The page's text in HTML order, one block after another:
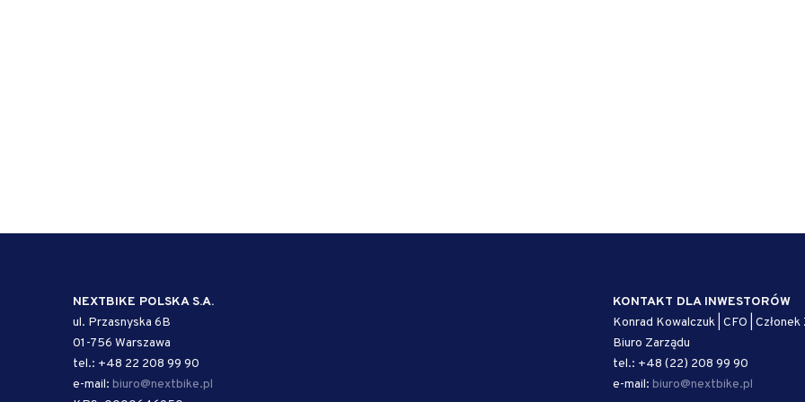
NEXTBIKE POLSKA S.A.
ul. Przasnyska 6B
01-756 Warszawa
tel.: +48 22 208 99 90
e-mail: biuro@nextbike.pl
KONTAKT DLA INWESTORÓW
Konrad Kowalczuk | CFO | Członek
Biuro Zarządu
tel.: +48 (22) 208 99 90
e-mail: biuro@nextbike.pl